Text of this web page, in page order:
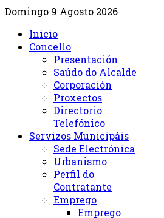
Domingo 9 Agosto 2026
Inicio
Concello
Presentación
Saúdo do Alcalde
Corporación
Proxectos
Directorio
Telefónico
Servizos Municipáis
Sede Electrónica
Urbanismo
Perfil do
Contratante
Emprego
Emprego